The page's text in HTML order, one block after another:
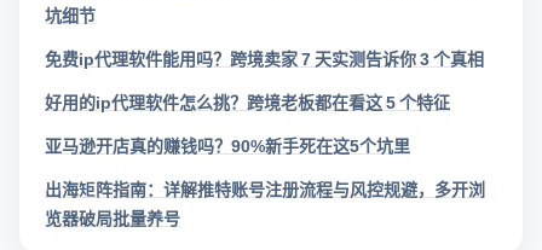
坑细节
免费ip代理软件能用吗？跨境卖家 7 天实测告诉你 3 个真相
好用的ip代理软件怎么挑？跨境老板都在看这 5 个特征
亚马逊开店真的赚钱吗？90%新手死在这5个坑里
出海矩阵指南：详解推特账号注册流程与风控规避，多开浏
览器破局批量养号